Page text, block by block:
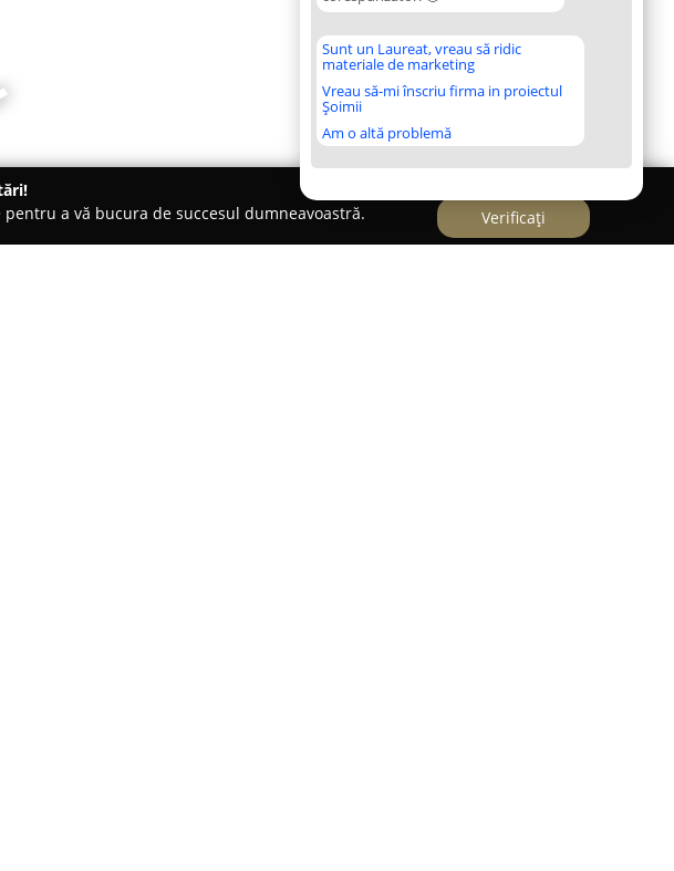
Sunt un Laureat, vreau să ridic
materiale de marketing
Vreau să-mi înscriu firma in proiectul
Șoimii
Am o altă problemă
a vă bucura de succesul dumneavoastră.
Verificați